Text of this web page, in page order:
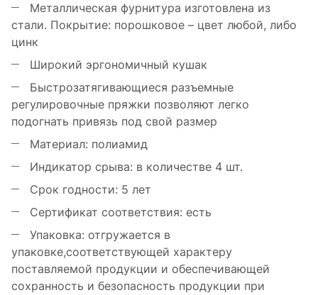
Металлическая фурнитура изготовлена из
стали. Покрытие: порошковое – цвет любой, либо
цинк
Широкий эргономичный кушак
Быстрозатягивающиеся разъемные
регулировочные пряжки позволяют легко
подогнать привязь под свой размер
Материал: полиамид
Индикатор срыва: в количестве 4 шт.
Срок годности: 5 лет
Сертификат соответствия: есть
Упаковка: отгружается в
упаковке,соответствующей характеру
поставляемой продукции и обеспечивающей
сохранность и безопасность продукции при